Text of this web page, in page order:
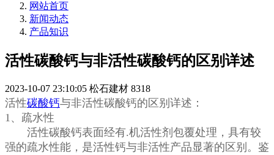
网站首页
新闻动态
产品知识
活性碳酸钙与非活性碳酸钙的区别详述
2023-10-07 23:10:05 松石建材 8318
活性碳酸钙与非活性碳酸钙的区别详述：
1、疏水性
活性碳酸钙表面经有.机活性剂包覆处理，具有较
强的疏水性能，是活性钙与非活性产品显著的区别。鉴